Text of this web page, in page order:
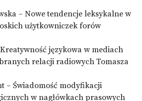
– Nowe tendencje leksykalne w
użytkowniczek forów
językowa w mediach
relacji radiowych Tomasza
– Świadomość modyfikacji
w nagłówkach prasowych